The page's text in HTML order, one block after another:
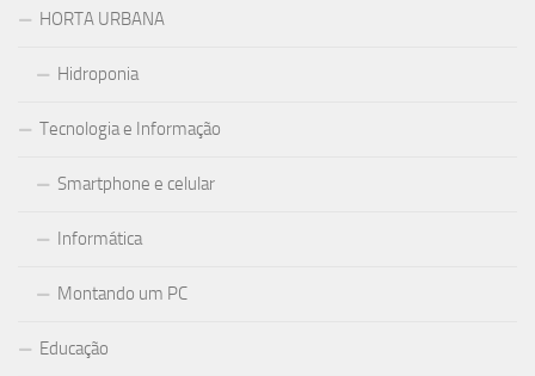
HORTA URBANA
Hidroponia
Tecnologia e Informação
Smartphone e celular
Informática
Montando um PC
Educação